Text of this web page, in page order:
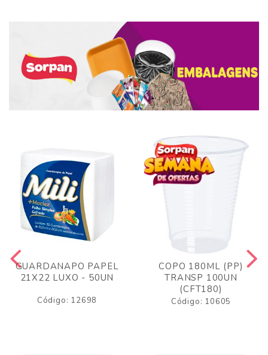
GUARDANAPO PAPEL
21X22 LUXO - 50UN
Código: 12698
COPO 180ML (PP)
TRANSP 100UN
(CFT180)
Código: 10605